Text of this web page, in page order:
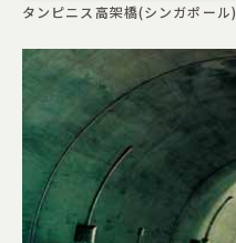
タンピニス高架橋(シンガポール)